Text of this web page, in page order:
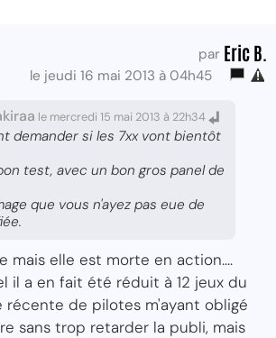
par Eric B.
le jeudi 16 mai 2013 à 04h45
le mercredi 15 mai 2013 à 22h34
demander si les 7xx vont bientôt
test, avec un bon gros panel de
que vous n'ayez pas eue de
mais elle est morte en action....
il a en fait été réduit à 12 jeux du
récente de pilotes m'ayant obligé
sans trop retarder la publi, mais